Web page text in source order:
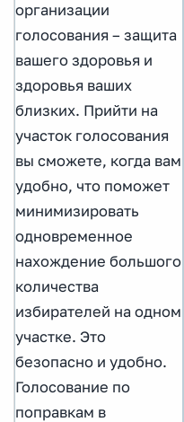
организации
голосования – защита
вашего здоровья и
здоровья ваших
близких. Прийти на
участок голосования
вы сможете, когда вам
удобно, что поможет
минимизировать
одновременное
нахождение большого
количества
избирателей на одном
участке. Это
безопасно и удобно.
Голосование по
поправкам в